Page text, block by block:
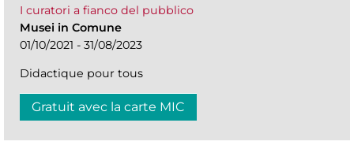
I curatori a fianco del pubblico
Musei in Comune
01/10/2021 - 31/08/2023
Didactique pour tous
Gratuit avec la carte MIC